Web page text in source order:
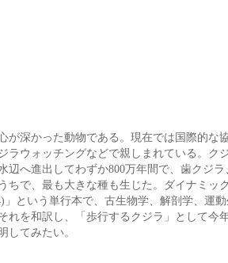
深かった動物である。現在では国際的な
ウォッチングなどで親しまれている。ク
へ進出してわずか800万年間で、歯クジラ
で、最も大きな種も生じた。ダイナミッ
」という単行本で、古生物学、解剖学、運
を和訳し、「歩行するクジラ」として今
してみたい。